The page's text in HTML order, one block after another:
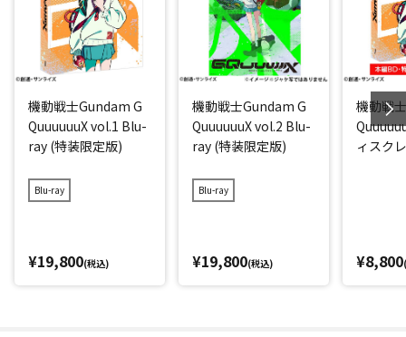
機動戦士Gundam G
QuuuuuuX vol.1 Blu-
ray (特装限定版)
Blu-ray
¥19,800(税込)
機動戦士Gundam G
QuuuuuuX vol.2 Blu-
ray (特装限定版)
Blu-ray
¥19,800(税込)
機動戦
ィスク
¥8,800